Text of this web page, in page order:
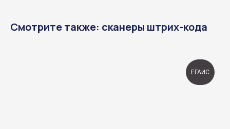
Смотрите также: сканеры штрих-кода
ЕГАИС